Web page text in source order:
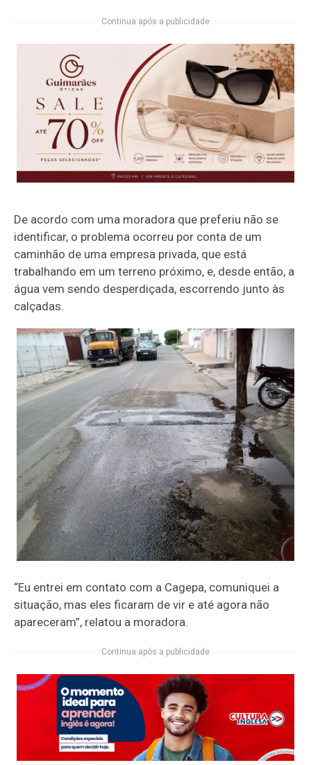
Continua após a publicidade
De acordo com uma moradora que preferiu não se
identificar, o problema ocorreu por conta de um
caminhão de uma empresa privada, que está
trabalhando em um terreno próximo, e, desde então, a
água vem sendo desperdiçada, escorrendo junto às
calçadas.
“Eu entrei em contato com a Cagepa, comuniquei a
situação, mas eles ficaram de vir e até agora não
apareceram”, relatou a moradora.
Continua após a publicidade